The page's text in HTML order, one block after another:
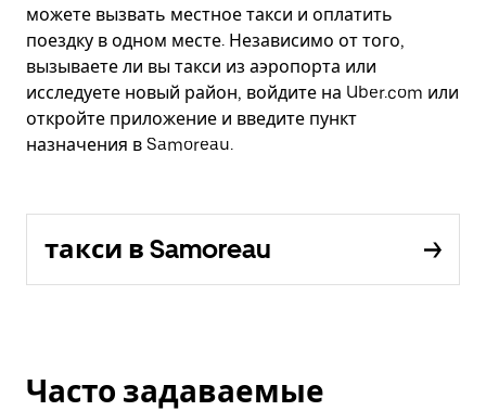
можете вызвать местное такси и оплатить
поездку в одном месте. Независимо от того,
вызываете ли вы такси из аэропорта или
исследуете новый район, войдите на Uber.com или
откройте приложение и введите пункт
назначения в Samoreau.
такси в Samoreau
Часто задаваемые